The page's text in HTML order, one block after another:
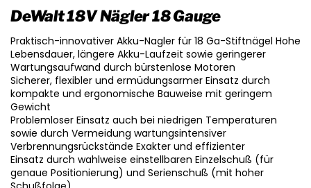
DeWalt 18V Nägler 18 Gauge
Praktisch-innovativer Akku-Nagler für 18 Ga-Stiftnägel Hohe
Lebensdauer, längere Akku-Laufzeit sowie geringerer
Wartungsaufwand durch bürstenlose Motoren
Sicherer, flexibler und ermüdungsarmer Einsatz durch
kompakte und ergonomische Bauweise mit geringem
Gewicht
Problemloser Einsatz auch bei niedrigen Temperaturen
sowie durch Vermeidung wartungsintensiver
Verbrennungsrückstände Exakter und effizienter
Einsatz durch wahlweise einstellbaren Einzelschuß (für
genaue Positionierung) und Serienschuß (mit hoher